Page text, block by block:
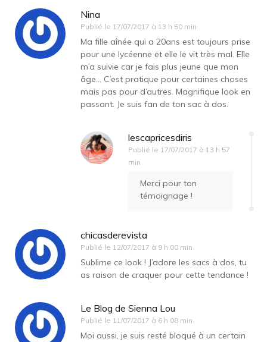
Nina
Publié le 17/07/2017 à 13 h 50 min
Ma fille aînée qui a 20ans est toujours prise
pour une lycéenne et elle le vit très mal. Elle
m’a suivie car je fais plus jeune que mon
âge… C’est pratique pour certaines choses
mais pas pour d’autres. Magnifique look en
passant. Je suis fan de ton sac à dos.
lescapricesdiris
Publié le 17/07/2017 à 13 h 57
min
Merci pour ton
témoignage !
chicasderevista
Publié le 12/07/2017 à 9 h 00 min
Sublime ce look ! J’adore les sacs à dos, tu
as raison de craquer pour cette tendance !
Le Blog de Sienna Lou
Publié le 11/07/2017 à 6 h 08 min
Moi aussi, je suis resté bloqué à un certain